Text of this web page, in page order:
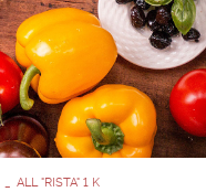
ALL "RISTA" 1 K